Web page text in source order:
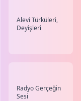
Alevi Türküleri,
Deyişleri
Radyo Gerçeğin
Sesi